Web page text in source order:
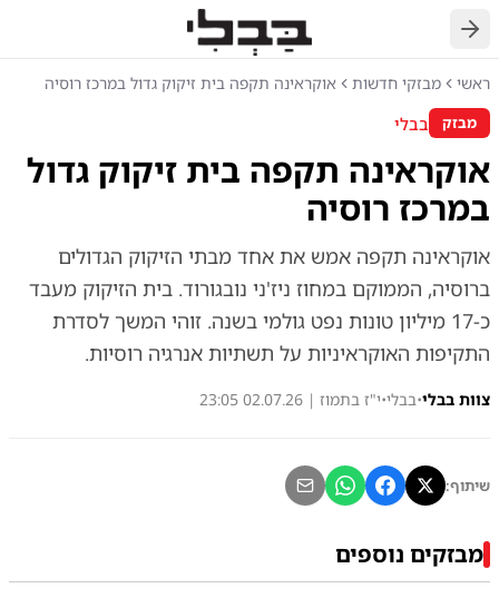
חזרה
ראשי מבזקי חדשות אוקראינה תקפה בית זיקוק גדול במרכז רוסיה
מבזק בבלי
אוקראינה תקפה בית זיקוק גדול
במרכז רוסיה
אוקראינה תקפה אמש את אחד מבתי הזיקוק הגדולים
ברוסיה, הממוקם במחוז ניז'ני נובגורוד. בית הזיקוק מעבד
כ-17 מיליון טונות נפט גולמי בשנה. זוהי המשך לסדרת
התקיפות האוקראיניות על תשתיות אנרגיה רוסיות.
צוות בבלי•בבלי•י"ז בתמוז | 02.07.26 23:05
שיתוף:
מבזקים נוספים